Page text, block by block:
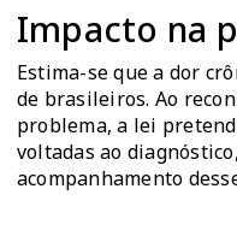
Impacto na
Estima-se que a dor
de brasileiros. Ao
problema, a lei
voltadas ao
acompanhamento